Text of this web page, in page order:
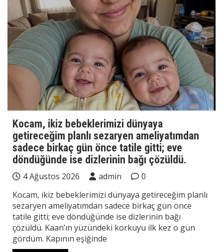
Kocam, ikiz bebeklerimizi dünyaya
getireceğim planlı sezaryen ameliyatımdan
sadece birkaç gün önce tatile gitti; eve
döndüğünde ise dizlerinin bağı çözüldü.
4 Ağustos 2026 admin
0
Kocam, ikiz bebeklerimizi dünyaya getireceğim planlı
sezaryen ameliyatımdan sadece birkaç gün önce
tatile gitti; eve döndüğünde ise dizlerinin bağı
çözüldü. Kaan’ın yüzündeki korkuyu ilk kez o gün
gördüm. Kapının eşiğinde